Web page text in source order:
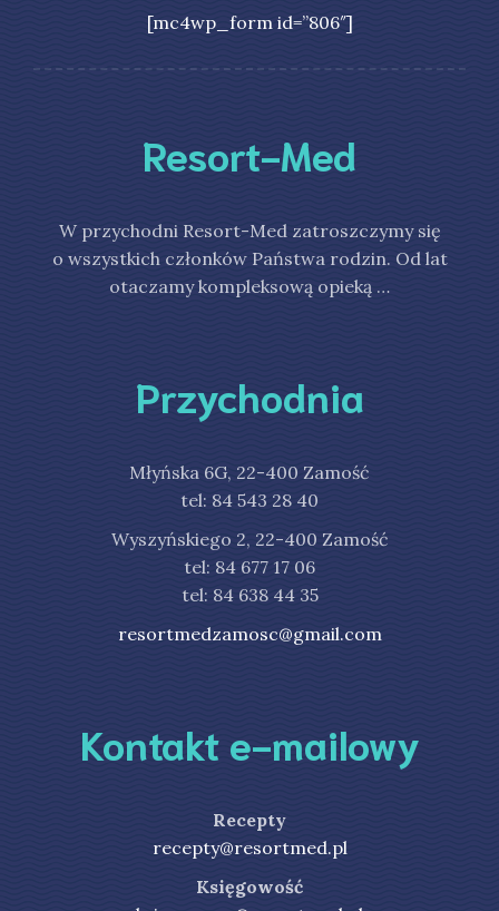
[mc4wp_form id=”806″]
Resort-Med
W przychodni Resort-Med zatroszczymy się
o wszystkich członków Państwa rodzin. Od lat
otaczamy kompleksową opieką …
Przychodnia
Młyńska 6G, 22-400 Zamość
tel: 84 543 28 40
Wyszyńskiego 2, 22-400 Zamość
tel: 84 677 17 06
tel: 84 638 44 35
resortmedzamosc@gmail.com
Kontakt e-mailowy
Recepty
recepty@resortmed.pl
Księgowość